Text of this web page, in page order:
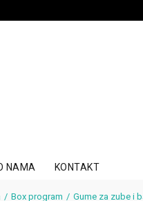
NAMA KONTAKT
Box program Gume za zube i